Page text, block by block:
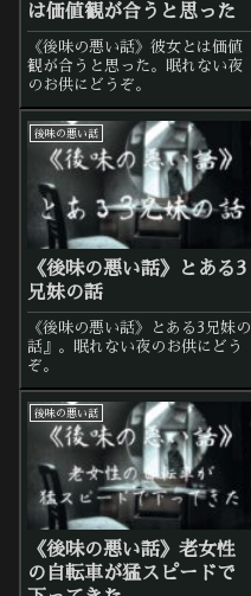
は価値観が合うと思った
《後味の悪い話》彼女とは価値
観が合うと思った。眠れない夜
のお供にどうぞ。
後味の悪い話
《後味の悪い話》とある3
兄妹の話
《後味の悪い話》とある3兄妹の
話』。眠れない夜のお供にどう
ぞ。
後味の悪い話
《後味の悪い話》老女性
の自転車が猛スピードで